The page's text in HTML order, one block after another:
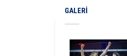
GALERI